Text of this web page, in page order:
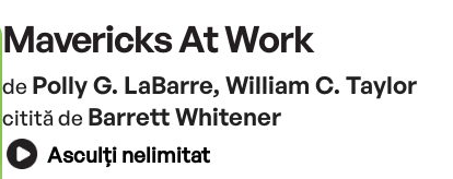
Mavericks At Work
de Polly G. LaBarre, William C. Taylor
citită de Barrett Whitener
Asculți nelimitat